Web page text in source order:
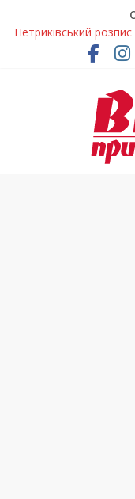
Петриківський розпис
на Дніпропетровщині
У Дніпрі на три
Письменниця з
та міжнародні творчі
У Дніпрі повністю
трамвайних переїздів